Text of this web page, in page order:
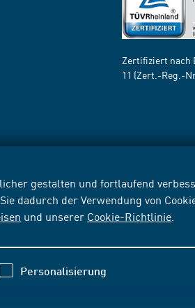
gestalten und fortlaufend
dadurch der Verwendung von
und unserer Cookie-Richtlinie
Personalisierung
Zertifiziert nach
11 (Zert.-Reg.-